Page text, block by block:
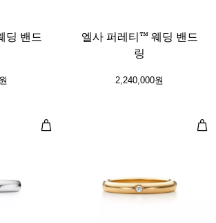
딩 밴드
엘사 퍼레티™ 웨딩 밴드
링
2,240,000원
엘사 퍼레티™ 밴드 링 엘